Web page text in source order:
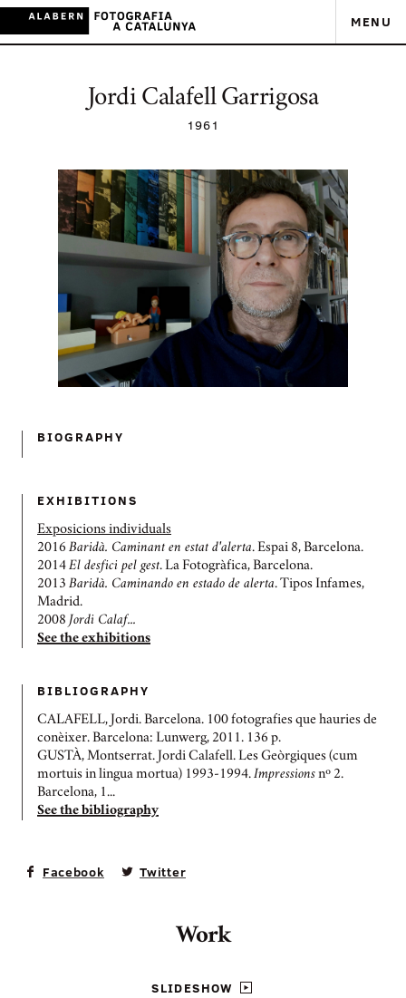
MENU
Jordi Calafell Garrigosa
1961
BIOGRAPHY
EXHIBITIONS
Exposicions individuals
2016 Baridà. Caminant en estat d'alerta. Espai 8, Barcelona.
2014 El desfici pel gest. La Fotogràfica, Barcelona.
2013 Baridà. Caminando en estado de alerta. Tipos Infames,
Madrid.
2008 Jordi Calaf...
See the exhibitions
BIBLIOGRAPHY
CALAFELL, Jordi. Barcelona. 100 fotografies que hauries de
conèixer. Barcelona: Lunwerg, 2011. 136 p.
GUSTÀ, Montserrat. Jordi Calafell. Les Geòrgiques (cum
mortuis in lingua mortua) 1993-1994. Impressions nº 2.
Barcelona, 1...
See the bibliography
Facebook Twitter
Work
SLIDESHOW